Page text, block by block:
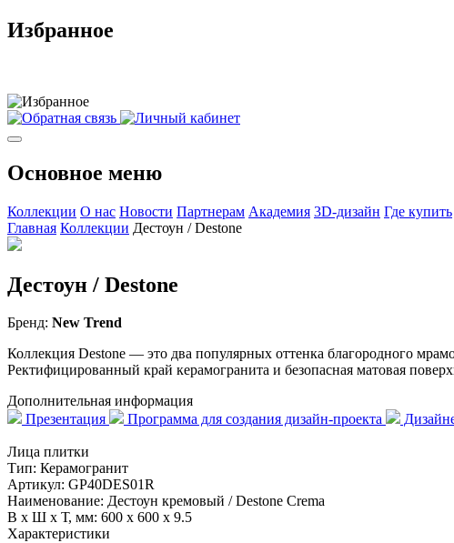
Избранное
Основное меню
Коллекции О нас Новости Партнерам Академия 3D-дизайн Где купить
Главная Коллекции Дестоун / Destone
Дестоун / Destone
Бренд: New Trend
Коллекция Destone — это два популярных оттенка благородного
Ректифицированный край керамогранита и безопасная матовая
Дополнительная информация
Презентация
Программа для создания дизайн-проекта
Лица плитки
Тип: Керамогранит
Артикул: GP40DES01R
Наименование: Дестоун кремовый / Destone Crema
В x Ш x Т, мм: 600 x 600 x 9.5
Характеристики